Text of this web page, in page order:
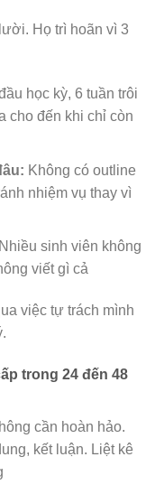
Họ trì hoãn vì 3
học kỳ, 6 tuần trôi
cho đến khi chỉ còn
Không có outline
nhiệm vụ thay vì
Nhiều sinh viên không
viết gì cả
việc tự trách mình
trong 24 đến 48
cần hoàn hảo.
kết luận. Liệt kê